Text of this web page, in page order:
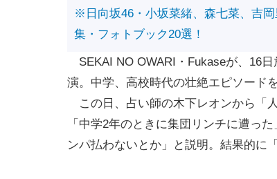
※日向坂46・小坂菜緒、森七菜、吉
集・フォトブック20選！
SEKAI NO OWARI・Fukaseが、16
演。中学、高校時代の壮絶エピソードを
この日、占い師の木下レオンから「
「中学2年のときに集団リンチに遭っ
ンパ払わないとか」と説明。結果的に